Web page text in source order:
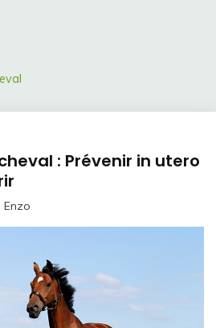
: Prévenir in utero
Enzo